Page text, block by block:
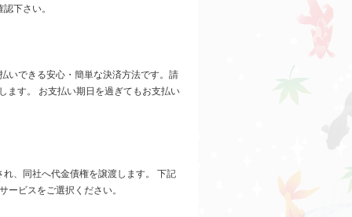
下さい。
いできる安心・簡単な決済方法です。請
ます。 お支払い期日を過ぎてもお支払い
、同社へ代金債権を譲渡します。 下記
ービスをご選択ください。